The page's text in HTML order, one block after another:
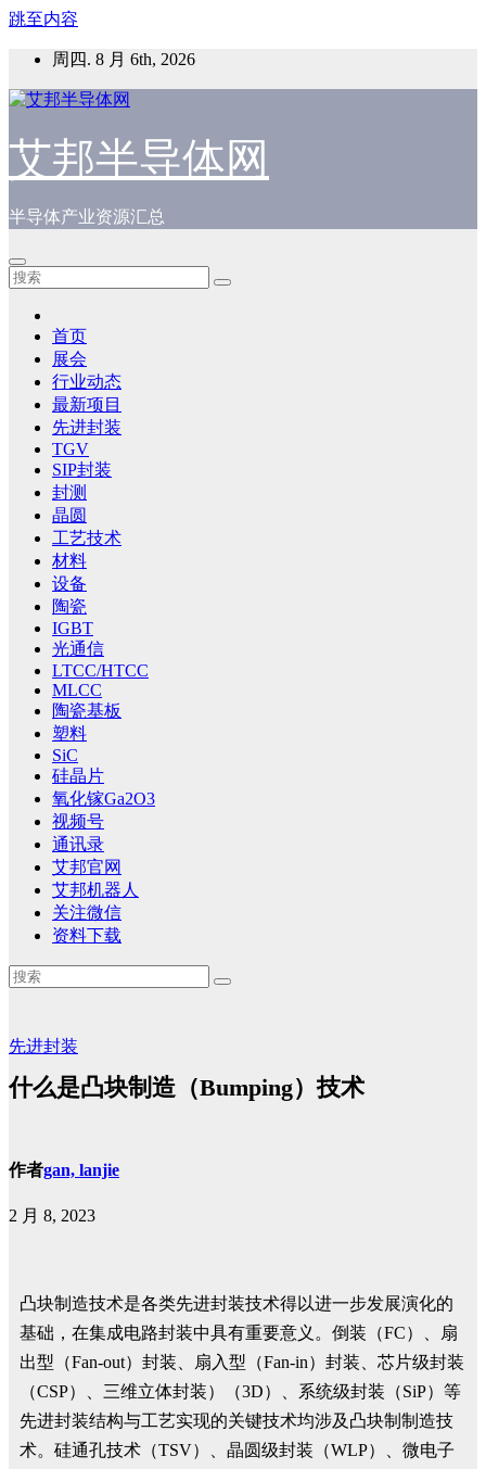
跳至内容
周四. 8 月 6th, 2026
艾邦半导体网
半导体产业资源汇总
首页
展会
行业动态
最新项目
先进封装
TGV
SIP封装
封测
晶圆
工艺技术
材料
设备
陶瓷
IGBT
光通信
LTCC/HTCC
MLCC
陶瓷基板
塑料
SiC
硅晶片
氧化镓Ga2O3
视频号
通讯录
艾邦官网
艾邦机器人
关注微信
资料下载
先进封装
什么是凸块制造（Bumping）技术
作者gan, lanjie
2 月 8, 2023
凸块制造技术是各类先进封装技术得以进一步发展演化的
基础，在集成电路封装中具有重要意义。倒装（FC）、扇
出型（Fan-out）封装、扇入型（Fan-in）封装、芯片级封装
（CSP）、三维立体封装）（3D）、系统级封装（SiP）等
先进封装结构与工艺实现的关键技术均涉及凸块制制造技
术。硅通孔技术（TSV）、晶圆级封装（WLP）、微电子